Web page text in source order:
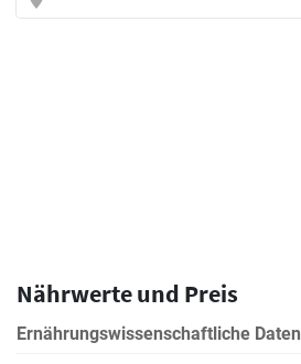
Nährwerte und Preis
Ernährungswissenschaftliche Daten